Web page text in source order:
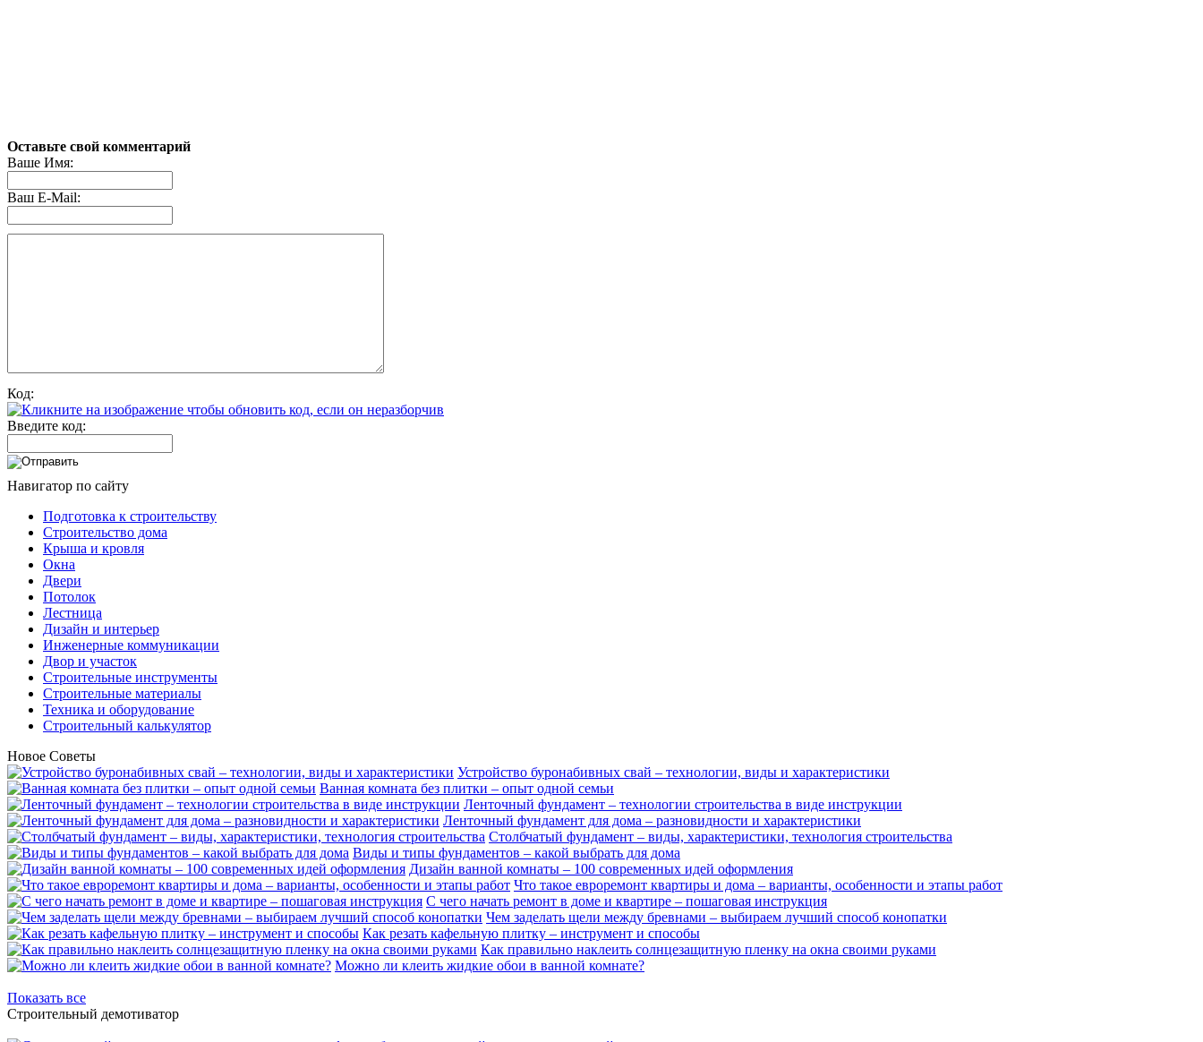
Оставьте свой комментарий
Ваше Имя:
Ваш E-Mail:
Код:
Введите код:
Навигатор по сайту
Подготовка к строительству
Строительство дома
Крыша и кровля
Окна
Двери
Потолок
Лестница
Дизайн и интерьер
Инженерные коммуникации
Двор и участок
Строительные инструменты
Строительные материалы
Техника и оборудование
Строительный калькулятор
Новое Советы
Устройство буронабивных свай – технологии, виды и характеристики
Ванная комната без плитки – опыт одной семьи
Ленточный фундамент – технологии строительства в виде инструкции
Ленточный фундамент для дома – разновидности и характеристики
Столбчатый фундамент – виды, характеристики, технология строительства
Виды и типы фундаментов – какой выбрать для дома
Дизайн ванной комнаты – 100 современных идей оформления
Что такое евроремонт квартиры и дома – варианты, особенности и этапы работ
С чего начать ремонт в доме и квартире – пошаговая инструкция
Чем заделать щели между бревнами – выбираем лучший способ конопатки
Как резать кафельную плитку – инструмент и способы
Как правильно наклеить солнцезащитную пленку на окна своими руками
Можно ли клеить жидкие обои в ванной комнате?
Показать все
Строительный демотиватор